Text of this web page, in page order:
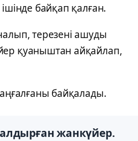
байқап қалған.
терезені ашуды
қуаныштан айқайлап,
байқалады.
жанкүйер.